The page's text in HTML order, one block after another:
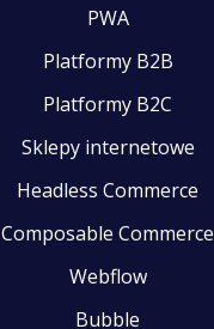
PWA
Platformy B2B
Platformy B2C
Sklepy internetowe
Headless Commerce
Composable Commerce
Webflow
Bubble